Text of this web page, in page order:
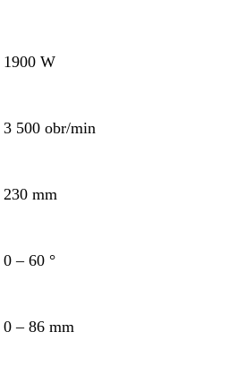
1900 W
3 500 obr/min
230 mm
0 – 60 °
0 – 86 mm